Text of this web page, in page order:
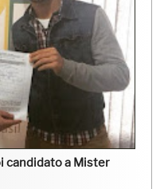
candidato a Mister